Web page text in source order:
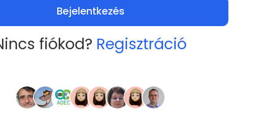
Bejelentkezés
fiókod? Regisztráció